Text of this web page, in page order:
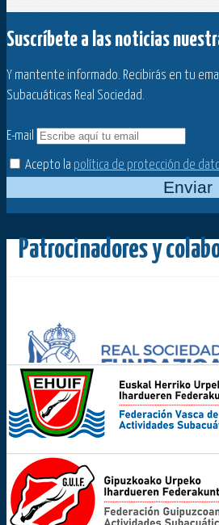
Suscríbete a las noticias
Y mantente informado. Recibirás en tu
Subacuáticas Real Sociedad.
E-mail
Acepto la política de protección de
Enviar
Patrocinadores y